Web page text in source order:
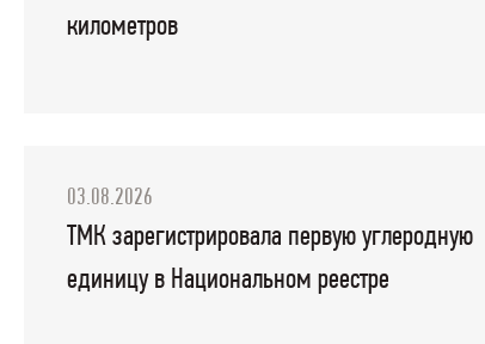
километров
03.08.2026
ТМК зарегистрировала первую углеродную
единицу в Национальном реестре